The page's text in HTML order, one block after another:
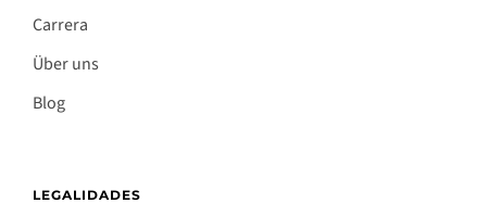
Carrera
Über uns
Blog
LEGALIDADES